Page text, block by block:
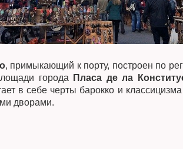
, примыкающий к порту, построен по
города
Пласа де ла
в себе черты барокко и
дворами.